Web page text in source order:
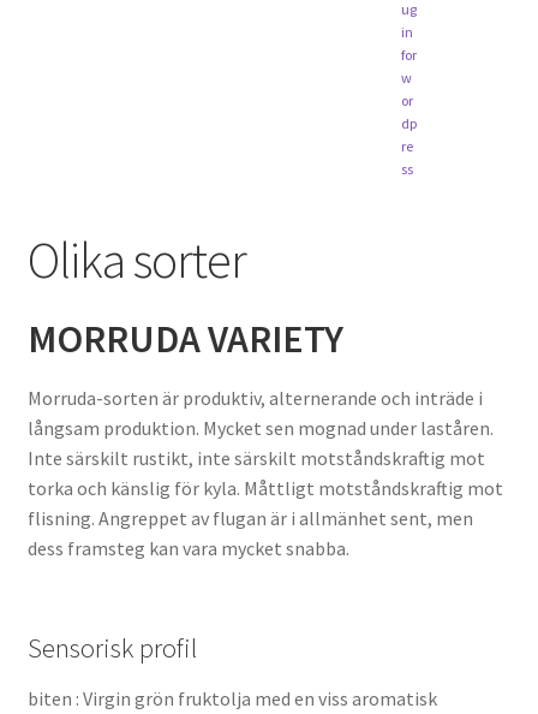
Olika sorter
MORRUDA VARIETY
Morruda-sorten är produktiv, alternerande och inträde i
långsam produktion. Mycket sen mognad under laståren.
Inte särskilt rustikt, inte särskilt motståndskraftig mot
torka och känslig för kyla. Måttligt motståndskraftig mot
flisning. Angreppet av flugan är i allmänhet sent, men
dess framsteg kan vara mycket snabba.
Sensorisk profil
biten : Virgin grön fruktolja med en viss aromatisk